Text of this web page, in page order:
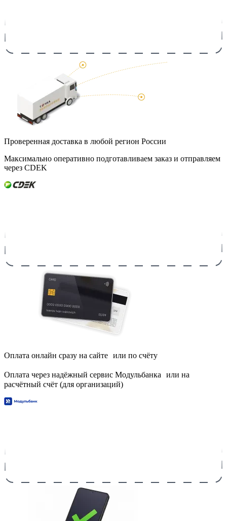
Проверенная доставка в любой регион России
Максимально оперативно подготавливаем заказ и отправляем
через CDEK
Оплата онлайн сразу на сайте или по счёту
Оплата через надёжный сервис Модульбанка или на
расчётный счёт (для организаций)